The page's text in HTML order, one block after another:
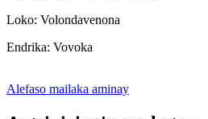
Loko: Volondavenona
Endrika: Vovoka
Alefaso mailaka aminay